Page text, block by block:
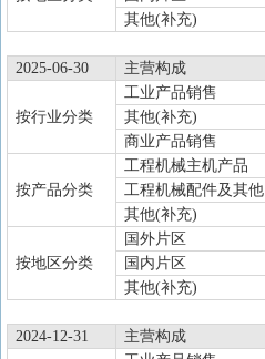
其他(补充)
2025-06-30 主营构成
按行业分类
工业产品销售
其他(补充)
商业产品销售
按产品分类
工程机械主机产品
工程机械配件及其他
其他(补充)
按地区分类
国外片区
国内片区
其他(补充)
2024-12-31 主营构成